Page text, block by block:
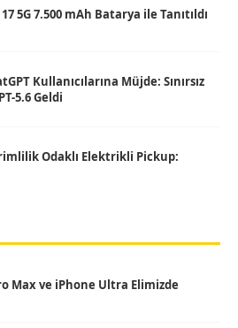
5G 7.500 mAh Batarya ile Tanıtıldı
Kullanıcılarına Müjde: Sınırsız
5.6 Geldi
Odaklı Elektrikli Pickup:
Max ve iPhone Ultra Elimizde